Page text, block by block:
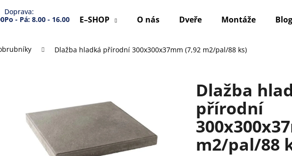
E–SHOP O nás Dveře Montáže Blog
Doprava:
Po - Pá: 8.00 - 16.00
Dlažba hladká přírodní 300x300x37mm (7,92 m2/pal/88 ks)
Dlažba
přírodní
m2/pal/88
Co potřebujete najít?
Doporučujeme